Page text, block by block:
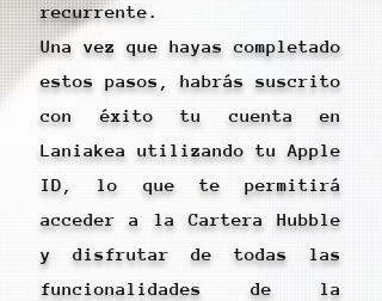
recurrente.
Una vez que hayas completado
estos pasos, habrás suscrito
con éxito tu cuenta en
Laniakea utilizando tu Apple
ID, lo que te permitirá
acceder a la Cartera Hubble
y disfrutar de todas las
funcionalidades de la